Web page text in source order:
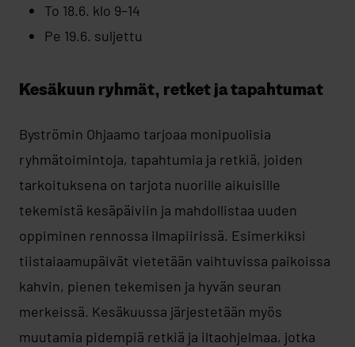
To 18.6. klo 9–14
Pe 19.6. suljettu
Kesäkuun ryhmät, retket ja tapahtumat
Byströmin Ohjaamo tarjoaa monipuolisia
ryhmätoimintoja, tapahtumia ja retkiä, joiden
tarkoituksena on tarjota nuorille aikuisille
tekemistä kesäpäiviin ja mahdollistaa uuden
oppiminen rennossa ilmapiirissä. Esimerkiksi
tiistaiaamupäivät vietetään vaihtuvissa paikoissa
kahvin, pienen tekemisen ja hyvän seuran
merkeissä. Kesäkuussa järjestetään myös
muutamia pidempiä retkiä ja iltaohjelmaa, jotka